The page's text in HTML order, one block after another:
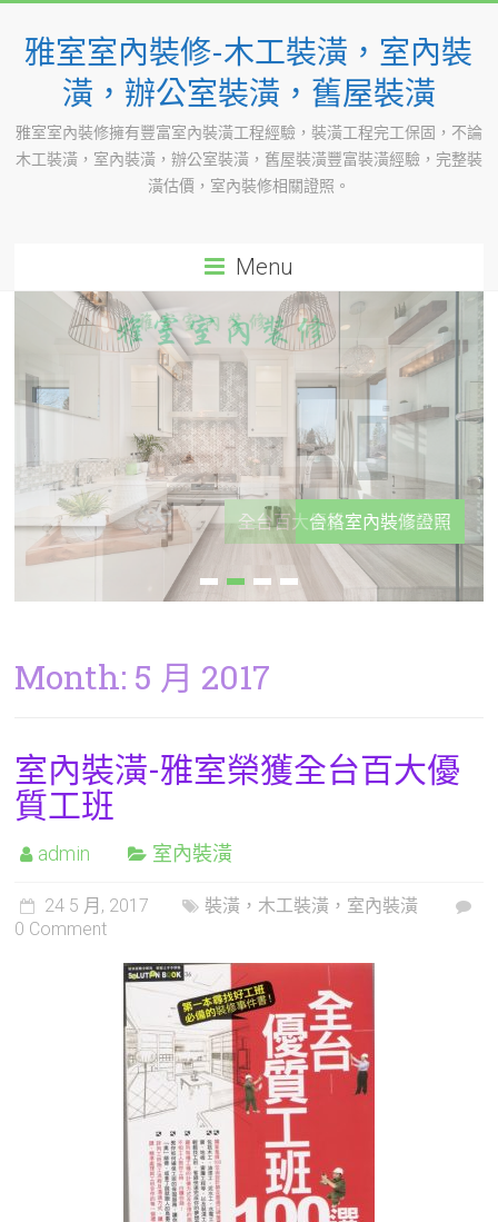
content
雅室室內裝修-木工裝潢，室內裝
潢，辦公室裝潢，舊屋裝潢
雅室室內裝修擁有豐富室內裝潢工程經驗，裝潢工程完工保固，不論
木工裝潢，室內裝潢，辦公室裝潢，舊屋裝潢豐富裝潢經驗，完整裝
潢估價，室內裝修相關證照。
Menu
全台百大優質室內裝潢公司
合格室內裝修證照
Month: 5 月 2017
室內裝潢-雅室榮獲全台百大優
質工班
admin 室內裝潢
24 5 月, 2017
裝潢，木工裝潢，室內裝潢
0 Comment